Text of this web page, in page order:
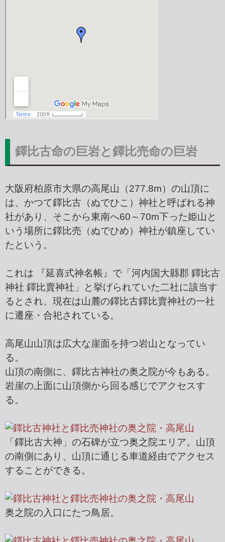
鐸比古命の巨岩と鐸比売命の巨岩
大阪府柏原市大県の高尾山（277.8m）の山頂に
は、かつて鐸比古（ぬでひこ）神社と呼ばれる神
社があり、そこから東南へ60～70m下った姫山と
いう場所に鐸比売（ぬでひめ）神社が鎮座してい
たという。
これは 『延喜式神名帳』で「河内国大縣郡 鐸比古
神社 鐸比賣神社」と挙げられていた二社に該当す
るとされ、現在は山麓の鐸比古鐸比賣神社の一社
に遷座・合祀されている。
高尾山山頂は広大な崖面を持つ岩山となってい
る。
山頂の南側に、鐸比古神社の奥之院が今もある。
岩崖の上面に山頂側から回る感じでアクセスす
る。
「鐸比古大神」の石碑が立つ奥之院エリア。山頂
の南側にあり、山頂に通じる車道経由でアクセス
することができる。
奥之院の入口にたつ鳥居。